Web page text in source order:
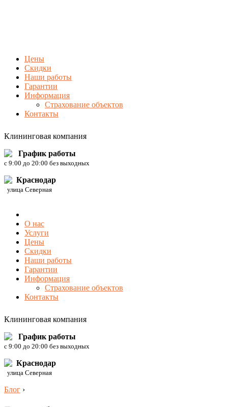
Цены
Скидки
Наши работы
Гарантии
Информация
Страхование объектов
Контакты
Клининговая компания
График работы
c 9:00 до 20:00 без выходных
Краснодар
улица Северная
О нас
Услуги
Цены
Скидки
Наши работы
Гарантии
Информация
Страхование объектов
Контакты
Клининговая компания
График работы
c 9:00 до 20:00 без выходных
Краснодар
улица Северная
Блог ›